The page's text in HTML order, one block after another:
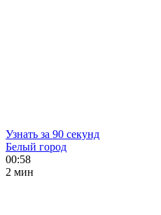
Узнать за 90 секунд
Белый город
00:58
2 мин